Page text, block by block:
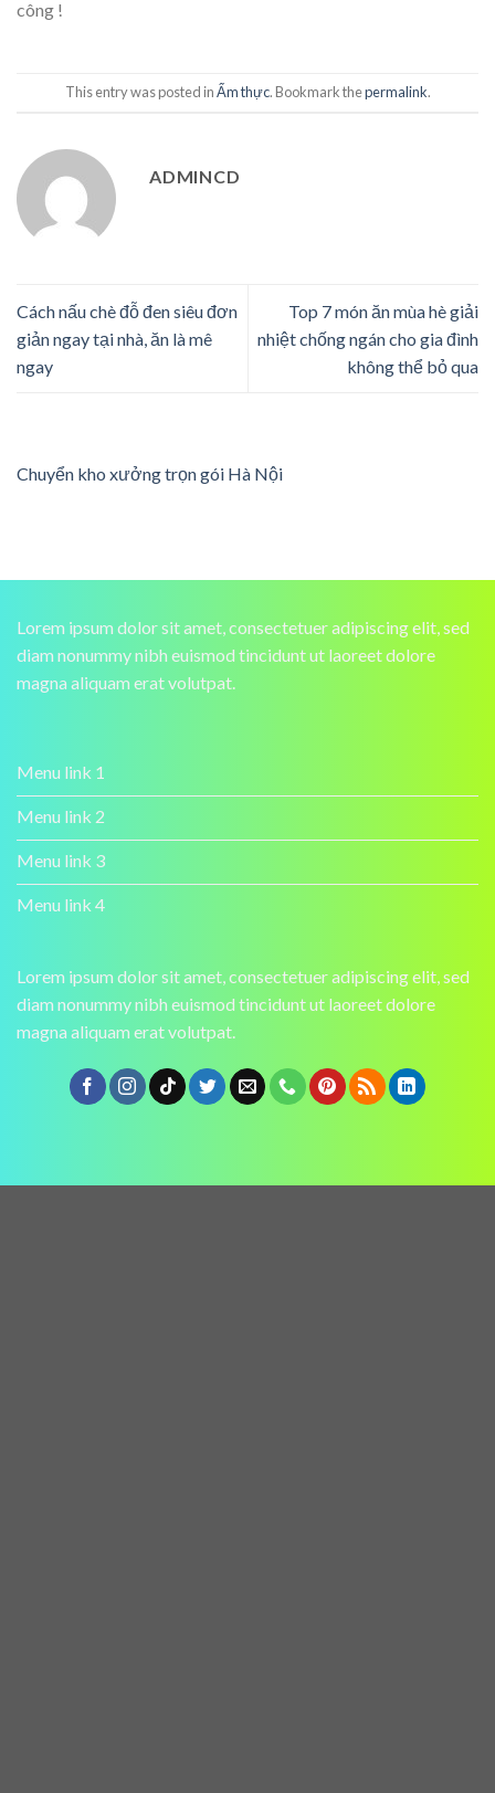
công !
This entry was posted inẨm thực. Bookmark thepermalink.
ADMINCD
Cách nấu chè đỗ đen siêu đơn
giản ngay tại nhà, ăn là mê
ngay
Top 7 món ăn mùa hè giải
nhiệt chống ngán cho gia đình
không thể bỏ qua
Chuyển kho xưởng trọn gói Hà Nội
Lorem ipsum dolor sit amet, consectetuer adipiscing elit, sed
diam nonummy nibh euismod tincidunt ut laoreet dolore
magna aliquam erat volutpat.
Menu link 1
Menu link 2
Menu link 3
Menu link 4
Lorem ipsum dolor sit amet, consectetuer adipiscing elit, sed
diam nonummy nibh euismod tincidunt ut laoreet dolore
magna aliquam erat volutpat.